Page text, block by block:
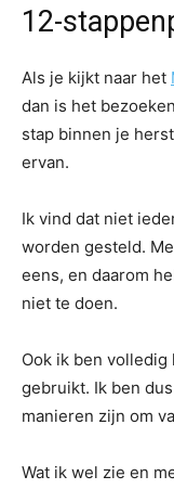
12-
Als je kijkt naar het
dan is het
stap binnen je
ervan.
Ik vind dat niet
worden gesteld.
eens, en daarom
niet te doen.
Ook ik ben
gebruikt. Ik ben
manieren zijn om
Wat ik wel zie en